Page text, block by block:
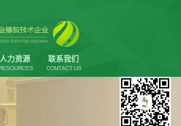
人力资源 联系我们